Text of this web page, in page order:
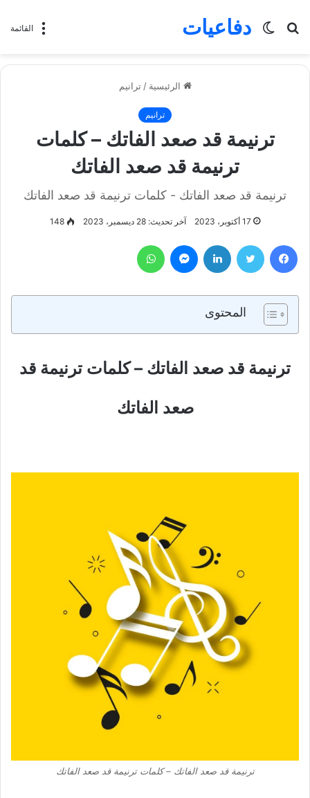
القائمة دفاعيات
بحث
الوضع
الرئيسية / ترانيم
ترانيم
ترنيمة قد صعد الفاتك – كلمات
ترنيمة قد صعد الفاتك
ترنيمة قد صعد الفاتك - كلمات ترنيمة قد صعد الفاتك
17 أكتوبر، 2023 آخر تحديث: 28 ديسمبر، 2023 148
فيسبوك تويتر لينكدإن ماسنجر
المحتوى
ترنيمة قد صعد الفاتك – كلمات ترنيمة قد
صعد الفاتك
ترنيمة قد صعد الفاتك – كلمات ترنيمة قد صعد الفاتك